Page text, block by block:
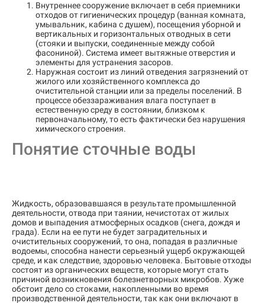
Внутреннее сооружение включает в себя приемники
отходов от гигиенических процедур (ванная комната,
умывальник, кабина с душем), посещения уборной и
вертикальных и горизонтальных отводных в сети
(стояки и выпуски, соединенные между собой
фасониной). Система имеет вытяжные отверстия и
элементы для устранения засоров.
Наружная состоит из линий отведения загрязнений от
жилого или хозяйственного комплекса до
очистительной станции или за пределы поселений. В
процессе обеззараживания влага поступает в
естественную среду в состоянии, близком к
первоначальному, то есть фактически без нарушения
химического строения.
Понятие сточные воды
Жидкость, образовавшаяся в результате промышленной
деятельности, отвода при таянии, нечистотах от жилых
домов и выпадения атмосферных осадков (снега, дождя и
града). Если на ее пути не будет заградительных и
очистительных сооружений, то она, попадая в различные
водоемы, способна нанести серьезный ущерб окружающей
среде, и как следствие, здоровью человека. Бытовые отходы
состоят из органических веществ, которые могут стать
причиной возникновения болезнетворных микробов. Хуже
обстоит дело со стоками, накопленными во время
производственной деятельности, так как они включают в